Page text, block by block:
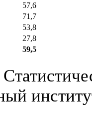
57,6
71,7
53,8
27,8
59,5